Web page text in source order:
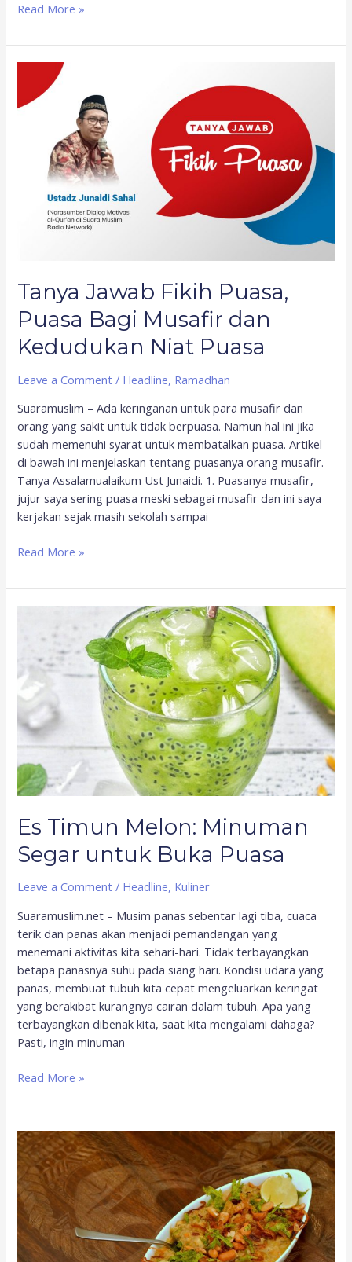
Read More »
Tanya Jawab Fikih Puasa,
Puasa Bagi Musafir dan
Kedudukan Niat Puasa
Leave a Comment / Headline, Ramadhan
Suaramuslim – Ada keringanan untuk para musafir dan
orang yang sakit untuk tidak berpuasa. Namun hal ini jika
sudah memenuhi syarat untuk membatalkan puasa. Artikel
di bawah ini menjelaskan tentang puasanya orang musafir.
Tanya Assalamualaikum Ust Junaidi. 1. Puasanya musafir,
jujur saya sering puasa meski sebagai musafir dan ini saya
kerjakan sejak masih sekolah sampai
Jawab
Fikih
Musafir
Kedudukan
Read More »
Es Timun Melon: Minuman
Segar untuk Buka Puasa
Leave a Comment / Headline, Kuliner
Suaramuslim.net – Musim panas sebentar lagi tiba, cuaca
terik dan panas akan menjadi pemandangan yang
menemani aktivitas kita sehari-hari. Tidak terbayangkan
betapa panasnya suhu pada siang hari. Kondisi udara yang
panas, membuat tubuh kita cepat mengeluarkan keringat
yang berakibat kurangnya cairan dalam tubuh. Apa yang
terbayangkan dibenak kita, saat kita mengalami dahaga?
Pasti, ingin minuman
Minuman
Segar
untuk
Buka
Puasa
Read More »
Pilihan
Berbuka
Puasa
dengan
Aneka
Bubur
Khas